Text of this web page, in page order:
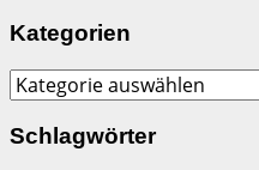
Kategorien
Kategorien
Schlagwörter